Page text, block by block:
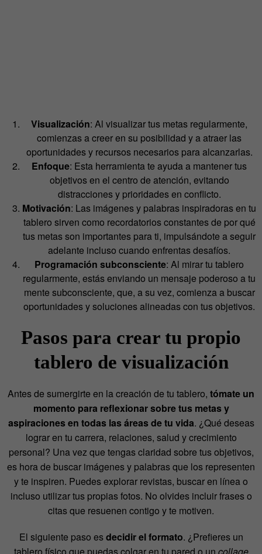
Visualización: Al visualizar tus metas regularmente,
comienzas a creer en su posibilidad y a atraer las
oportunidades y recursos necesarios para alcanzarlas.
Enfoque: Esta herramienta te ayuda a mantener tus
objetivos en el centro de atención, evitando
distracciones y prioridades en conflicto.
Motivación: Las imágenes y palabras inspiradoras en tu
tablero sirven como recordatorios constantes de por qué
tus metas son importantes para ti, impulsándote a seguir
adelante incluso cuando enfrentas desafíos.
Programación subconsciente: Al mirar tu tablero
regularmente, estás enviando un mensaje poderoso a tu
mente subconsciente, que, a su vez, comienza a buscar
oportunidades y soluciones alineadas con tus objetivos.
Pasos para crear tu propio
tablero de visualización
Antes de sumergirte en la creación de tu tablero, tómate un
momento para reflexionar sobre tus metas y
aspiraciones en todas las áreas de tu vida. ¿Qué deseas
lograr en tu carrera, relaciones, salud y crecimiento
personal? Una vez que tengas claridad sobre tus objetivos,
es hora de buscar imágenes y palabras que los representen
y te inspiren. Puedes explorar revistas, buscar en línea o
incluso utilizar tus propias fotos. No olvides incluir frases o
citas que resuenen contigo y te motiven.
El siguiente paso esdecidir el formato. ¿Prefieres un
tablero físico que puedas colgar en tu pared o un collage